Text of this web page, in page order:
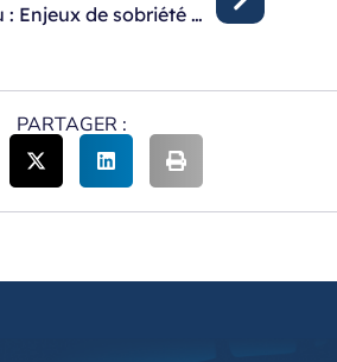
La gestion de l’eau : Enjeux de sobriété et de financement
PARTAGER :